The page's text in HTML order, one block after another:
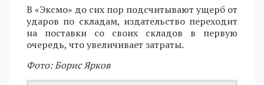
В «Эксмо» до сих пор подсчитывают ущерб от
ударов по складам, издательство переходит
на поставки со своих складов в первую
очередь, что увеличивает затраты.
Фото: Борис Ярков